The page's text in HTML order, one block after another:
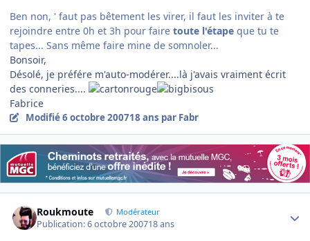
Ben non, ' faut pas bêtement les virer, il faut les inviter à te
rejoindre entre 0h et 3h pour faire toute l'étape que tu te
tapes... Sans même faire mine de somnoler...
Bonsoir,
Désolé, je préfére m'auto-modérer....là j'avais vraiment écrit
des conneries....
Fabrice
Modifié6 octobre 200718 ans par Fabr
Roukmoute Modérateur
Publication:6 octobre 200718 ans